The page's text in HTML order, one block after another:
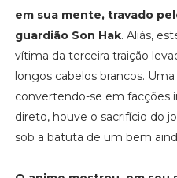
em sua mente, travado
guardião Son Hak. Aliás,
vítima da terceira traição
longos cabelos brancos.
convertendo-se em facções
direto, houve o sacrifício do
sob a batuta de um bem